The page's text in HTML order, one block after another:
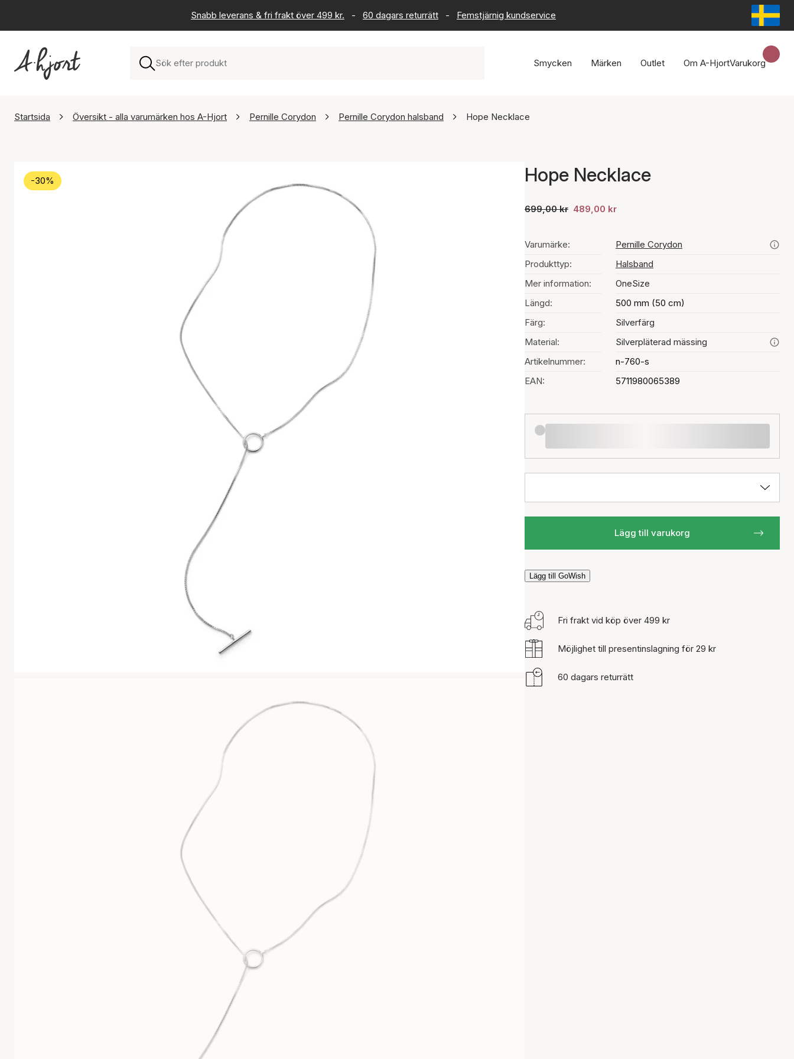
Snabb leverans & fri frakt över 499 kr. - 60 dagars returrätt - Femstjärnig kundservice
Smycken Märken Outlet Om A-HjortVarukorg
Startsida Översikt - alla varumärken hos A-Hjort Pernille Corydon Pernille Corydon halsband Hope Necklace
-30% Hope Necklace
699,00 kr 489,00 kr
Varumärke:
Pernille Corydon
Produkttyp:
Halsband
Mer information:
OneSize
Längd:
500 mm (50 cm)
Färg:
Silverfärg
Material:
Silverpläterad mässing
Artikelnummer:
n-760-s
EAN:
5711980065389
Lägg till varukorg
Lägg till GoWish
Fri frakt vid köp över 499 kr
Möjlighet till presentinslagning för 29 kr
60 dagars returrätt